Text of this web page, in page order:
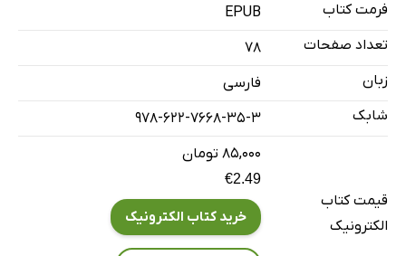
فرمت کتاب
EPUB
تعداد صفحات
78
زبان
فارسی
شابک
978-622-7668-35-3
قیمت کتاب
الکترونیک
۸۵,۰۰۰ تومان
€2.49
خرید کتاب الکترونیک